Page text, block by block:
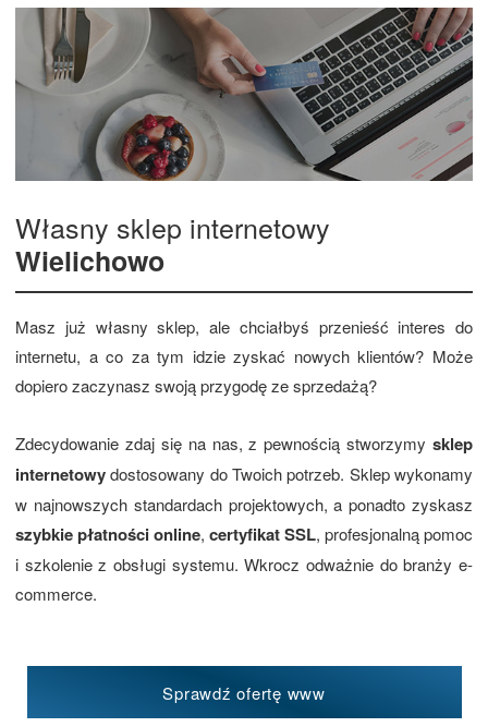
Własny sklep internetowy
Wielichowo
Masz już własny sklep, ale chciałbyś przenieść interes do
internetu, a co za tym idzie zyskać nowych klientów? Może
dopiero zaczynasz swoją przygodę ze sprzedażą?
Zdecydowanie zdaj się na nas, z pewnością stworzymy sklep
internetowydostosowany do Twoich potrzeb. Sklep wykonamy
w najnowszych standardach projektowych, a ponadto zyskasz
szybkie płatności online, certyfikat SSL, profesjonalną pomoc
i szkolenie z obsługi systemu. Wkrocz odważnie do branży e-
commerce.
Sprawdź ofertę www